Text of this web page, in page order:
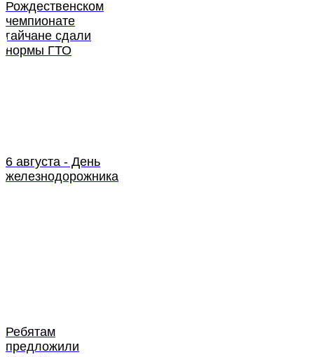
Рождественском
чемпионате
гайчане сдали
нормы ГТО
6 августа - День
железнодорожника
Ребятам
предложили